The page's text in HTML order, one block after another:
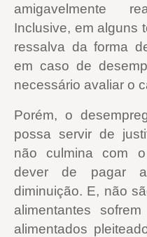
amigavelmente
Inclusive, em alguns
ressalva da forma
em caso de
necessário avaliar o
Porém, o
possa servir de
não culmina com
dever de pagar
diminuição. E, não
alimentantes
alimentados